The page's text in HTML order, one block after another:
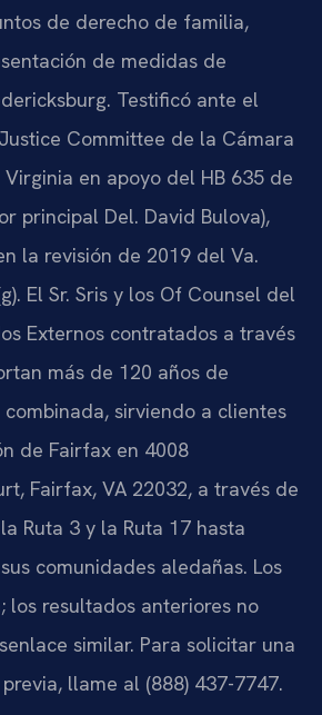
de derecho de familia,
de medidas de
Testificó ante el
Committee de la Cámara
en apoyo del HB 635 de
principal Del. David Bulova),
la revisión de 2019 del Va.
El Sr. Sris y los Of Counsel del
Externos contratados a través
más de 120 años de
sirviendo a clientes
de Fairfax en 4008
Fairfax, VA 22032, a través de
Ruta 3 y la Ruta 17 hasta
comunidades aledañas. Los
los resultados anteriores no
similar. Para solicitar una
llame al (888) 437-7747.